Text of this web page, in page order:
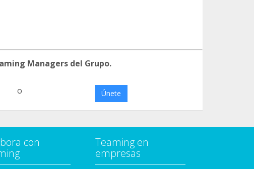
Managers del Grupo.
o Únete
con
Teaming en
empresas